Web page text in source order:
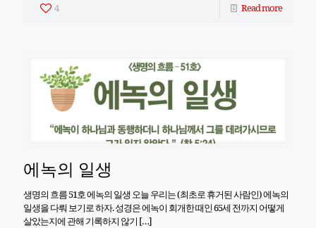
4 Read more
에녹의 일생
생명의 흐름 51호 에녹의 일생 오늘 우리는 (최초로 휴거된 사람인) 에녹의
일생을 다뤄 보기로 하자. 성경은 에녹이 회개한 때인 65세 전까지 어떻게
살았는지에 관해 기록하지 않기 […]